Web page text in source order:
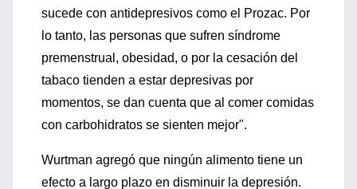
sucede con antidepresivos como el Prozac. Por
lo tanto, las personas que sufren síndrome
premenstrual, obesidad, o por la cesación del
tabaco tienden a estar depresivas por
momentos, se dan cuenta que al comer comidas
con carbohidratos se sienten mejor".
Wurtman agregó que ningún alimento tiene un
efecto a largo plazo en disminuir la depresión.